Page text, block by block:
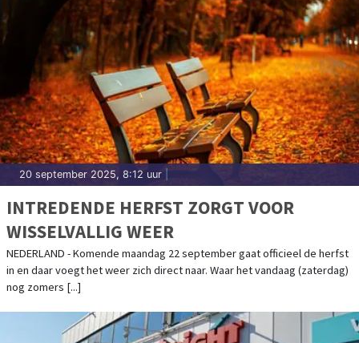
20 september 2025, 8:12 uur
INTREDENDE HERFST ZORGT VOOR
WISSELVALLIG WEER
NEDERLAND - Komende maandag 22 september gaat officieel de herfst
in en daar voegt het weer zich direct naar. Waar het vandaag (zaterdag)
nog zomers [...]